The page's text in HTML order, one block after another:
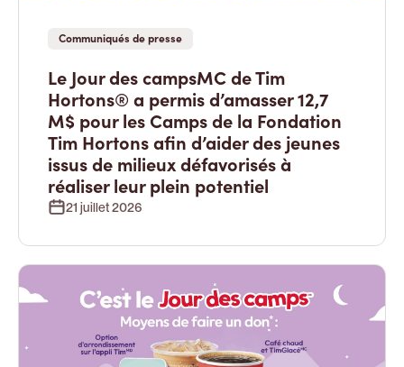
Communiqués de presse
Le Jour des campsMC de Tim
Hortons® a permis d’amasser 12,7
M$ pour les Camps de la Fondation
Tim Hortons afin d’aider des jeunes
issus de milieux défavorisés à
réaliser leur plein potentiel
21 juillet 2026